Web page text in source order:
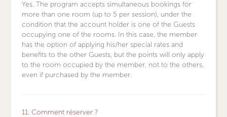
Yes. The program accepts simultaneous bookings for
more than one room (up to 5 per session), under the
condition that the account holder is one of the Guests
occupying one of the rooms. In this case, the member
has the option of applying his/her special rates and
benefits to the other Guests, but the points will only apply
to the room occupied by the member, not to the others,
even if purchased by the member.
11. Comment réserver ?